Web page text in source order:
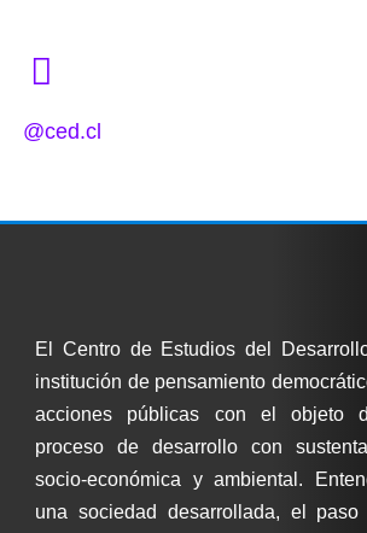
@ced.cl
El Centro de Estudios del
institución de pensamiento
acciones públicas con el objeto
proceso de desarrollo con
socio-económica y ambiental.
una sociedad desarrollada, el